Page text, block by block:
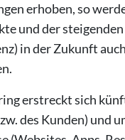
erhoben, so
und der
in der Zukunft
erstreckt sich
des Kunden) und